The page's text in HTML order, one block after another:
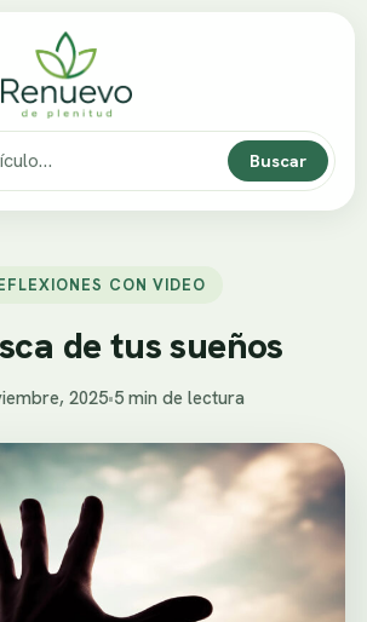
Buscar
CON VIDEO
de tus sueños
2025•5 min de lectura